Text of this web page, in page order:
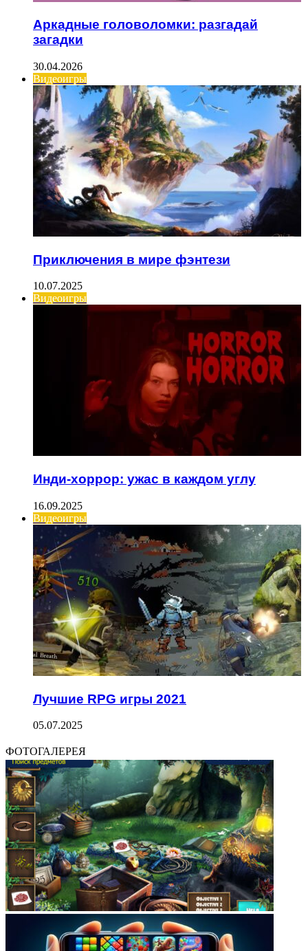
Аркадные головоломки: разгадай
загадки
30.04.2026
Видеоигры
Приключения в мире фэнтези
10.07.2025
Видеоигры
Инди-хоррор: ужас в каждом углу
16.09.2025
Видеоигры
Лучшие RPG игры 2021
05.07.2025
ФОТОГАЛЕРЕЯ